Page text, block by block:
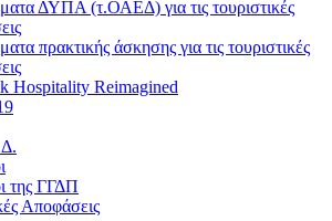
ΔΥΠΑ (τ.ΟΑΕΔ) για τις τουριστικές
πρακτικής άσκησης για τις τουριστικές
Hospitality Reimagined
της ΓΓΔΠ
Αποφάσεις